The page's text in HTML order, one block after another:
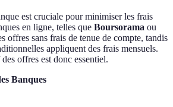
est cruciale pour minimiser les frais
en ligne, telles que Boursorama ou
offres sans frais de tenue de compte, tandis
appliquent des frais mensuels.
offres est donc essentiel.
Banques